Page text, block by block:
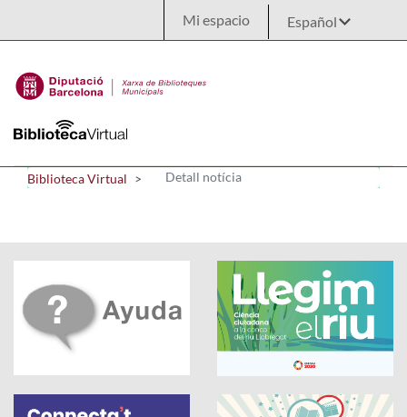
Mi espacio
Biblioteca Virtual Detall notícia